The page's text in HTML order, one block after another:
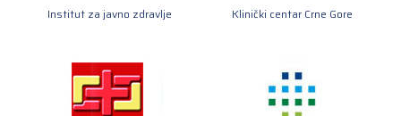
Institut za javno zdravlje Klinički centar Crne Gore